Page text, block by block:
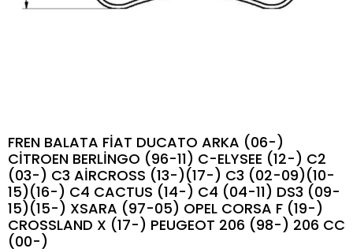
FREN BALATA FİAT DUCATO ARKA (06-)
CİTROEN BERLİNGO (96-11) C-ELYSEE (12-) C2
(03-) C3 AİRCROSS (13-)(17-) C3 (02-09)(10-
15)(16-) C4 CACTUS (14-) C4 (04-11) DS3 (09-
15)(15-) XSARA (97-05) OPEL CORSA F (19-)
CROSSLAND X (17-) PEUGEOT 206 (98-) 206 CC
(00-)